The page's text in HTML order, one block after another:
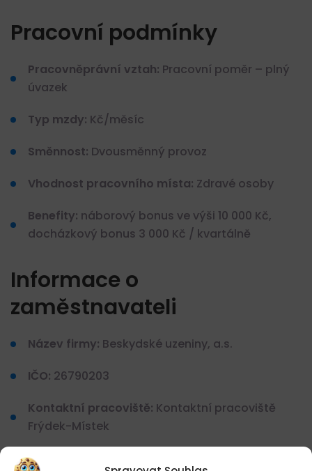
Pracovní podmínky
Pracovněprávní vztah: Pracovní poměr – plný
úvazek
Typ mzdy: Kč/měsíc
Směnnost: Dvousměnný provoz
Vhodnost pracovního místa: Zdravé osoby
Benefity: náborový bonus ve výši 10 000 Kč,
docházkový bonus 3 000 Kč / kvartálně
Informace o
zaměstnavateli
Název firmy: Beskydské uzeniny, a.s.
IČO: 26790203
Kontaktní pracoviště: Kontaktní pracoviště
Frýdek-Místek